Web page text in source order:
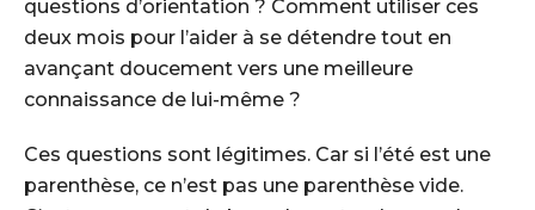
questions d’orientation ? Comment utiliser ces
deux mois pour l’aider à se détendre tout en
avançant doucement vers une meilleure
connaissance de lui-même ?
Ces questions sont légitimes. Car si l’été est une
parenthèse, ce n’est pas une parenthèse vide.